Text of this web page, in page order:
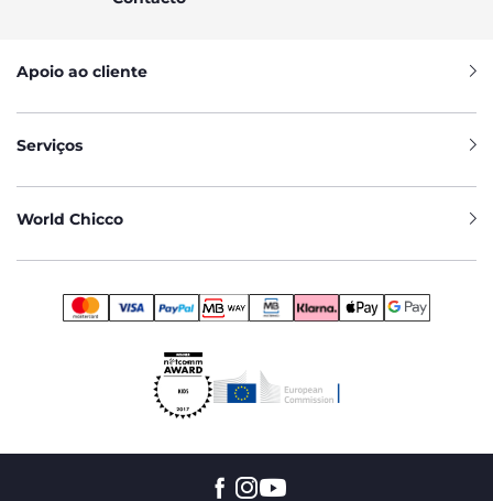
Apoio ao cliente
Serviços
World Chicco